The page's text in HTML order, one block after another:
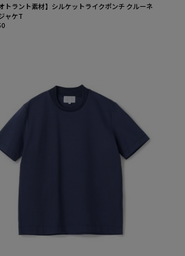
オトラント素材】シルケットライクポンチ クルーネ
ャケT